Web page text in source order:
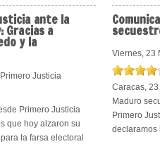
ante la
a
y la
Justicia
Primero Justicia
que hoy alzaron su
la farsa electoral
Viernes, 23
Caracas,
Maduro
Primero
declaramos